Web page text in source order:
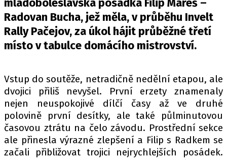
TISKOVKY
ROZHOVORY
DAKAR
ZE SVĚTA
MOTORSPORT
PIT LANE
ČEŠI V AKCI
FIA CEZ & POHÁRY
mladoboleslavská posádka Filip Mareš –
Radovan Bucha, jež měla, v průběhu Invelt
Rally Pačejov, za úkol hájit průběžné třetí
místo v tabulce domácího mistrovství.
Vstup do soutěže, netradičně nedělní etapou, ale
dvojici přiliš nevyšel. První erzety znamenaly
nejen neuspokojivé dílčí časy až ve druhé
polovině první desítky, ale také půlminutovou
časovou ztrátu na čelo závodu. Prostřední sekce
ale přinesla výrazné zlepšení a Filip s Radkem se
začali přibližovat trojici nejrychlejších posádek.